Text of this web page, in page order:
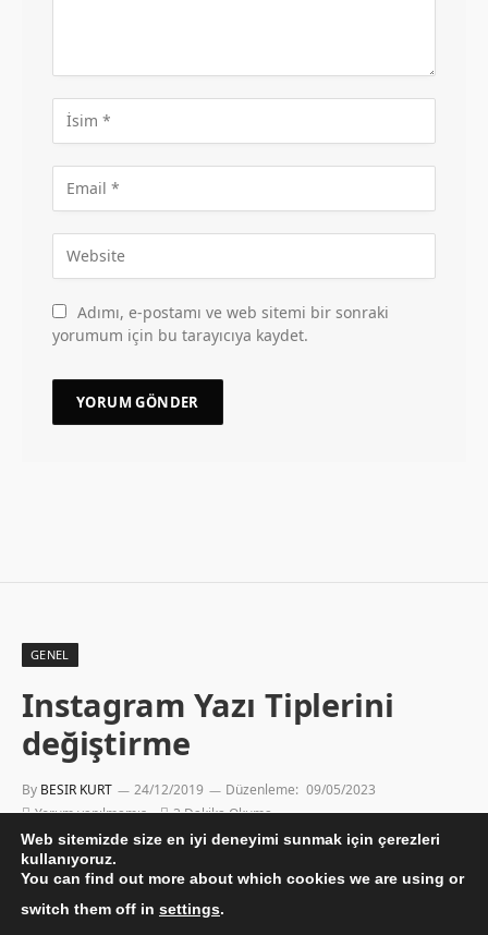
Adımı, e-postamı ve web sitemi bir sonraki
yorumum için bu tarayıcıya kaydet.
GENEL
Instagram Yazı Tiplerini
değiştirme
By BESIR KURT 24/12/2019 Düzenleme: 09/05/2023
Yorum yapılmamış
3 Dakika Okuma
Web sitemizde size en iyi deneyimi sunmak için çerezleri
kullanıyoruz.
You can find out more about which cookies we are using or
switch them off in settings.